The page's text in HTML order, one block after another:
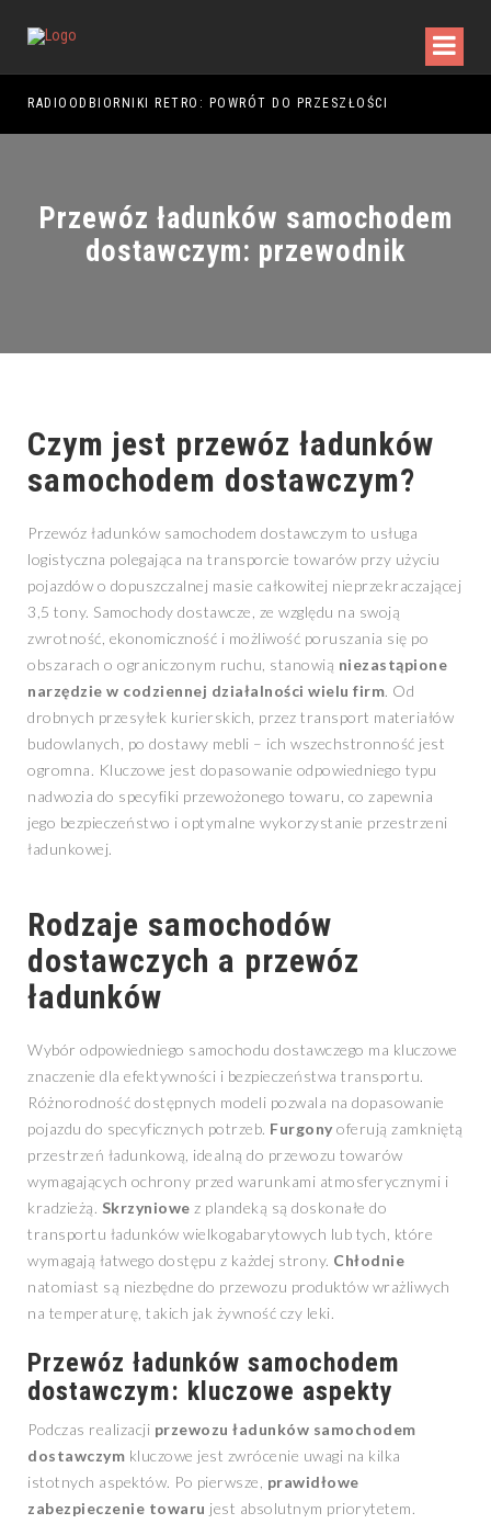
RADIOODBIORNIKI RETRO: POWRÓT DO PRZESZŁOŚCI
Przewóz ładunków samochodem
dostawczym: przewodnik
Czym jest przewóz ładunków
samochodem dostawczym?
Przewóz ładunków samochodem dostawczym to usługa
logistyczna polegająca na transporcie towarów przy użyciu
pojazdów o dopuszczalnej masie całkowitej nieprzekraczającej
3,5 tony. Samochody dostawcze, ze względu na swoją
zwrotność, ekonomiczność i możliwość poruszania się po
obszarach o ograniczonym ruchu, stanowią niezastąpione
narzędzie w codziennej działalności wielu firm. Od
drobnych przesyłek kurierskich, przez transport materiałów
budowlanych, po dostawy mebli – ich wszechstronność jest
ogromna. Kluczowe jest dopasowanie odpowiedniego typu
nadwozia do specyfiki przewożonego towaru, co zapewnia
jego bezpieczeństwo i optymalne wykorzystanie przestrzeni
ładunkowej.
Rodzaje samochodów
dostawczych a przewóz
ładunków
Wybór odpowiedniego samochodu dostawczego ma kluczowe
znaczenie dla efektywności i bezpieczeństwa transportu.
Różnorodność dostępnych modeli pozwala na dopasowanie
pojazdu do specyficznych potrzeb. Furgony oferują zamkniętą
przestrzeń ładunkową, idealną do przewozu towarów
wymagających ochrony przed warunkami atmosferycznymi i
kradzieżą. Skrzyniowe z plandeką są doskonałe do
transportu ładunków wielkogabarytowych lub tych, które
wymagają łatwego dostępu z każdej strony. Chłodnie
natomiast są niezbędne do przewozu produktów wrażliwych
na temperaturę, takich jak żywność czy leki.
Przewóz ładunków samochodem
dostawczym: kluczowe aspekty
Podczas realizacji przewozu ładunków samochodem
dostawczym kluczowe jest zwrócenie uwagi na kilka
istotnych aspektów. Po pierwsze, prawidłowe
zabezpieczenie towaru jest absolutnym priorytetem.